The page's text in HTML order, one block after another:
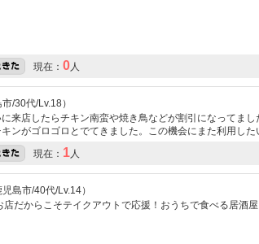
現在： 0人
/30代/Lv.18）
来店したらチキン南蛮や焼き鳥などが割引になってま
ンがゴロゴロとでてきました。この機会にまた利用した
現在： 1人
島市/40代/Lv.14）
店だからこそテイクアウトで応援！おうちで食べる居酒